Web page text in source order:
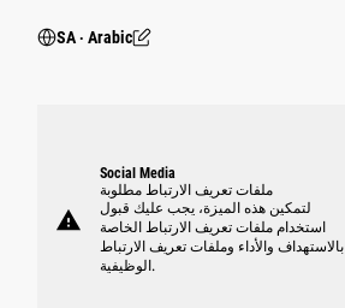
SA ‧ Arabic
warning
Social Media
ملفات تعريف الارتباط مطلوبة
لتمكين هذه الميزة، يجب عليك قبول
استخدام ملفات تعريف الارتباط الخاصة
بالاستهداف والأداء وملفات تعريف الارتباط
الوظيفية.